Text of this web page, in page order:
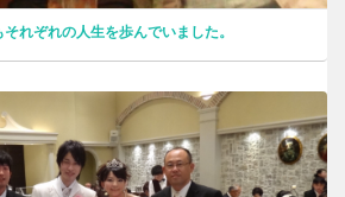
れぞれの人生を歩んでいました。